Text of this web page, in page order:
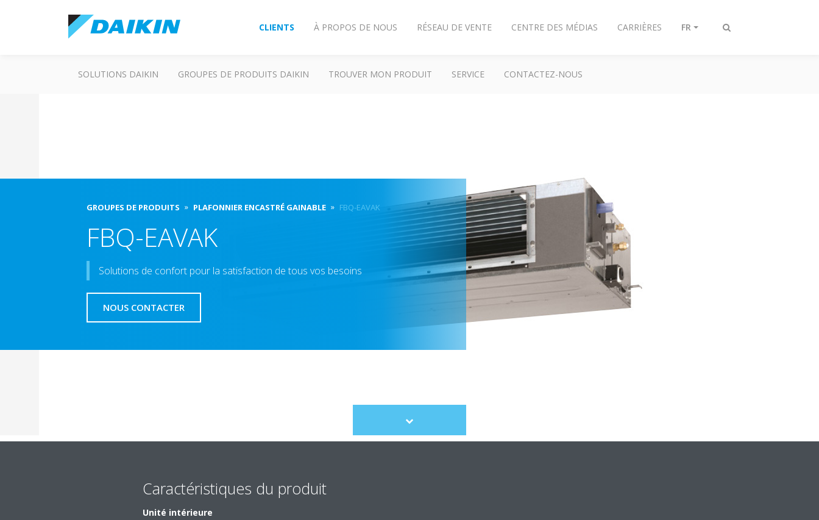
Afficher/masquer
CLIENTS À PROPOS DE NOUS RÉSEAU DE VENTE CENTRE DES MÉDIAS CARRIÈRES FR
SOLUTIONS DAIKIN GROUPES DE PRODUITS DAIKIN TROUVER MON PRODUIT SERVICE CONTACTEZ-NOUS
GROUPES DE PRODUITS PLAFONNIER ENCASTRÉ GAINABLE FBQ-EAVAK
FBQ-EAVAK
Solutions de confort pour la satisfaction de tous vos besoins
NOUS CONTACTER
Scroll
to
Caractéristiques du produit
Unité intérieure